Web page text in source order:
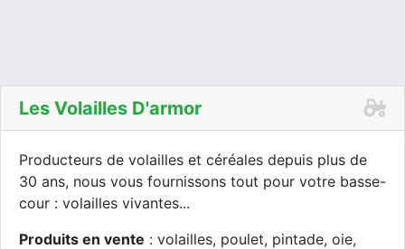
Les Volailles D'armor
Producteurs de volailles et céréales depuis plus de
30 ans, nous vous fournissons tout pour votre basse-
cour : volailles vivantes...
Produits en vente : volailles, poulet, pintade, oie,